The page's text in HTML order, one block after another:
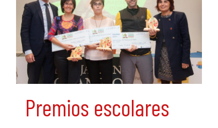
Premios escolares